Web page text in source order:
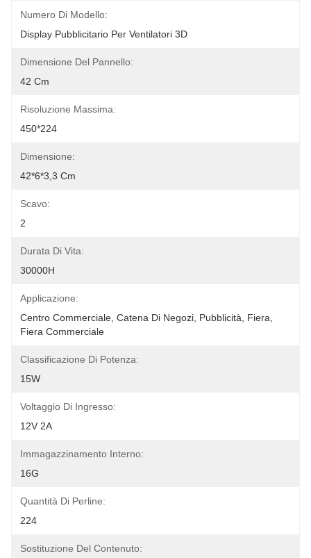
Numero Di Modello:
Display Pubblicitario Per Ventilatori 3D
Dimensione Del Pannello:
42 Cm
Risoluzione Massima:
450*224
Dimensione:
42*6*3,3 Cm
Scavo:
2
Durata Di Vita:
30000H
Applicazione:
Centro Commerciale, Catena Di Negozi, Pubblicità, Fiera,
Fiera Commerciale
Classificazione Di Potenza:
15W
Voltaggio Di Ingresso:
12V 2A
Immagazzinamento Interno:
16G
Quantità Di Perline:
224
Sostituzione Del Contenuto: